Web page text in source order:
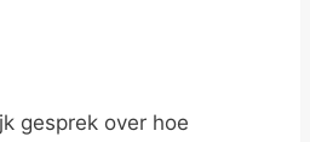
gesprek over hoe